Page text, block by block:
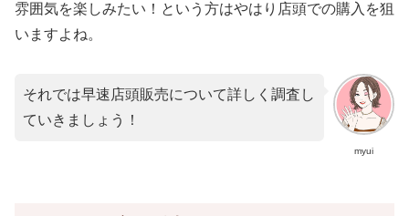
雰囲気を楽しみたい！という方はやはり店頭での購入を狙
いますよね。
myui
それでは早速店頭販売について詳しく調査し
ていきましょう！